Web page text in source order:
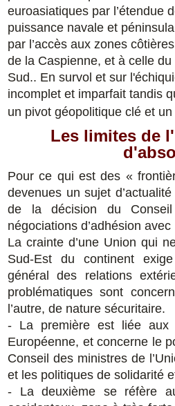
euroasiatiques par l’étendue
puissance navale et
par l’accès aux zones
de la Caspienne, et à celle du
Sud.. En survol et sur
incomplet et imparfait tandis
un pivot géopolitique clé et
Les limites de
Pour ce qui est des «
devenues un sujet
de la décision du
négociations d’adhésion
La crainte d’une Union qui
Sud-Est du continent
général des relations
problématiques sont
l’autre, de nature sécuritaire.
- La première est liée aux
Européenne, et concerne le
Conseil des ministres de
et les politiques de solidarité
- La deuxième se réfère